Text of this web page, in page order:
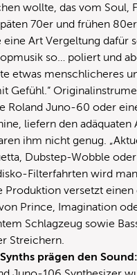
wollte, das vom Soul,
70er und frühen
eine Art Vergeltung dafür
so… poliert und
etwas menschlicheres
Gefühl.“
Roland Juno-60 oder
liefern den adäquaten
ihm nicht genug.
Dubstep-Wobble
Filterfahrten wird
Produktion versetzt einen
Prince, Imagination
Schlagzeug sowie
Streichern.
prägen den Sound: